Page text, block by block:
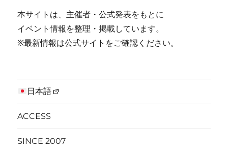
本サイトは、主催者・公式発表をもとに
イベント情報を整理・掲載しています。
※最新情報は公式サイトをご確認ください。
日本語
ACCESS
SINCE 2007